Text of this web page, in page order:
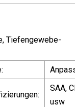
Tiefengewebe-
SAA,
usw